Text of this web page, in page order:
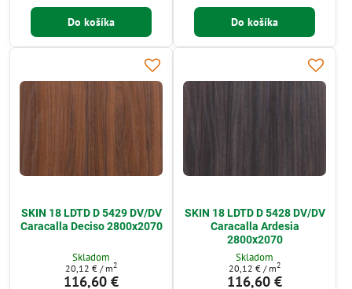
Do košíka Do košíka
SKIN 18 LDTD D 5429 DV/DV
Caracalla Deciso 2800x2070
Skladom
116,60 €
20,12 € / m2
SKIN 18 LDTD D 5428 DV/DV
Caracalla Ardesia
2800x2070
Skladom
116,60 €
20,12 € / m2